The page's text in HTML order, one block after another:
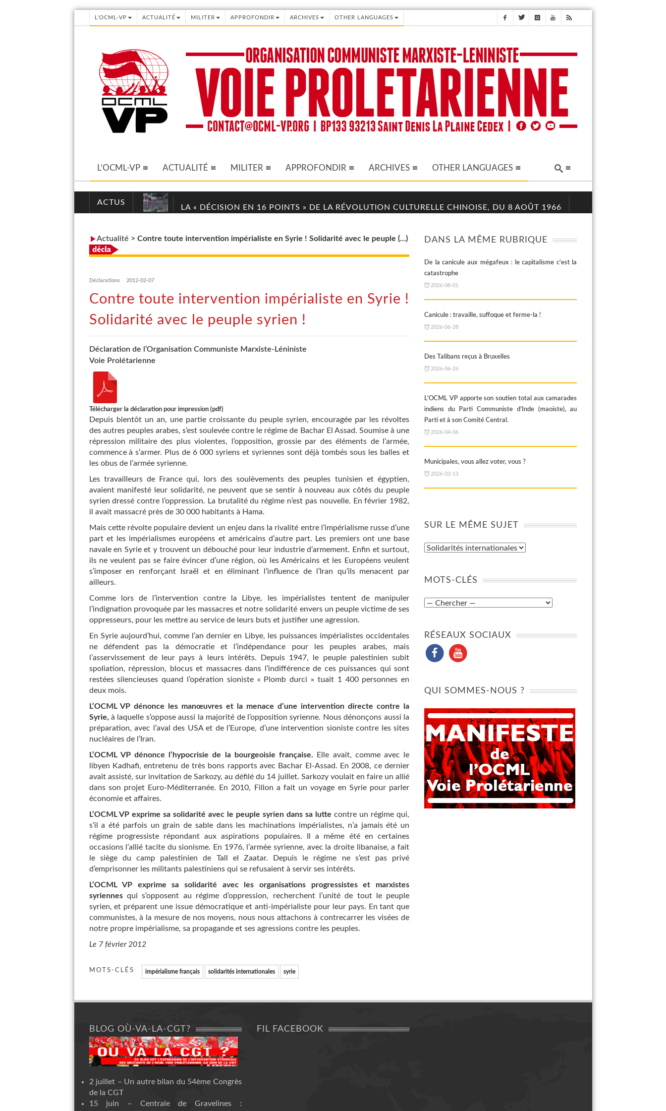
L’OCML-VP ACTUALITÉ MILITER APPROFONDIR ARCHIVES OTHER LANGUAGES
L’OCML-VP ACTUALITÉ MILITER APPROFONDIR ARCHIVES OTHER LANGUAGES
ACTUS
LA « DÉCISION EN 16 POINTS » DE LA RÉVOLUTION CULTURELLE CHINOISE, DU 8 AOÛT 1966
Actualité > Contre toute intervention impérialiste en Syrie ! Solidarité avec le peuple (…)
Déclarations 2012-02-07
Contre toute intervention impérialiste en Syrie !
Solidarité avec le peuple syrien !
Déclaration de l’Organisation Communiste Marxiste-Léniniste
Voie Prolétarienne
Télécharger la déclaration pour impression (pdf)
Depuis bientôt un an, une partie croissante du peuple syrien, encouragée par les révoltes
des autres peuples arabes, s’est soulevée contre le régime de Bachar El Assad. Soumise à une
répression militaire des plus violentes, l’opposition, grossie par des éléments de l’armée,
commence à s’armer. Plus de 6 000 syriens et syriennes sont déjà tombés sous les balles et
les obus de l’armée syrienne.
Les travailleurs de France qui, lors des soulèvements des peuples tunisien et égyptien,
avaient manifesté leur solidarité, ne peuvent que se sentir à nouveau aux côtés du peuple
syrien dressé contre l’oppression. La brutalité du régime n’est pas nouvelle. En février 1982,
il avait massacré près de 30 000 habitants à Hama.
Mais cette révolte populaire devient un enjeu dans la rivalité entre l’impérialisme russe d’une
part et les impérialismes européens et américains d’autre part. Les premiers ont une base
navale en Syrie et y trouvent un débouché pour leur industrie d’armement. Enfin et surtout,
ils ne veulent pas se faire évincer d’une région, où les Américains et les Européens veulent
s’imposer en renforçant Israël et en éliminant l’influence de l’Iran qu’ils menacent par
ailleurs.
Comme lors de l’intervention contre la Libye, les impérialistes tentent de manipuler
l’indignation provoquée par les massacres et notre solidarité envers un peuple victime de ses
oppresseurs, pour les mettre au service de leurs buts et justifier une agression.
En Syrie aujourd’hui, comme l’an dernier en Libye, les puissances impérialistes occidentales
ne défendent pas la démocratie et l’indépendance pour les peuples arabes, mais
l’asservissement de leur pays à leurs intérêts. Depuis 1947, le peuple palestinien subit
spoliation, répression, blocus et massacres dans l’indifférence de ces puissances qui sont
restées silencieuses quand l’opération sioniste « Plomb durci » tuait 1 400 personnes en
deux mois.
L’OCML VP dénonce les manœuvres et la menace d’une intervention directe contre la
Syrie, à laquelle s’oppose aussi la majorité de l’opposition syrienne. Nous dénonçons aussi la
préparation, avec l’aval des USA et de l’Europe, d’une intervention sioniste contre les sites
nucléaires de l’Iran.
L’OCML VP dénonce l’hypocrisie de la bourgeoisie française.
Elle avait, comme avec le
libyen Kadhafi, entretenu de très bons rapports avec Bachar El-Assad. En 2008, ce dernier
avait assisté, sur invitation de Sarkozy, au défilé du 14 juillet. Sarkozy voulait en faire un allié
dans son projet Euro-Méditerranée. En 2010, Fillon a fait un voyage en Syrie pour parler
économie et affaires.
L’OCML VP exprime sa solidarité avec le peuple syrien dans sa luttecontre un régime qui,
s’il a été parfois un grain de sable dans les machinations impérialistes, n’a jamais été un
régime progressiste répondant aux aspirations populaires. Il a même été en certaines
occasions l’allié tacite du sionisme. En 1976, l’armée syrienne, avec la droite libanaise, a fait
le siège du camp palestinien de Tall el Zaatar. Depuis le régime ne s’est pas privé
d’emprisonner les militants palestiniens qui se refusaient à servir ses intérêts.
L’OCML VP exprime sa solidarité avec les organisations progressistes et marxistes
syriennes qui s’opposent au régime d’oppression, recherchent l’unité de tout le peuple
syrien, et préparent une issue démocratique et anti-impérialiste pour leur pays. En tant que
communistes, à la mesure de nos moyens, nous nous attachons à contrecarrer les visées de
notre propre impérialisme, sa propagande et ses agressions contre les peuples.
Le 7 février 2012
MOTS-CLÉS impérialisme français solidarités internationales syrie
DANS LA MÊME RUBRIQUE
De la canicule aux mégafeux : le capitalisme c’est la
catastrophe
2026-08-01
Canicule : travaille, suffoque et ferme-la !
2026-06-28
Des Talibans reçus à Bruxelles
2026-06-26
L’OCML VP apporte son soutien total aux camarades
indiens du Parti Communiste d’Inde (maoïste), au
Parti et à son Comité Central.
2026-04-06
Municipales, vous allez voter, vous ?
2026-03-13
SUR LE MÊME SUJET
MOTS-CLÉS
RÉSEAUX SOCIAUX
QUI SOMMES-NOUS ?
BLOG OÙ-VA-LA-CGT?
2 juillet – Un autre bilan du 54ème Congrès
de la CGT
15 juin – Centrale de Gravelines :
FIL FACEBOOK